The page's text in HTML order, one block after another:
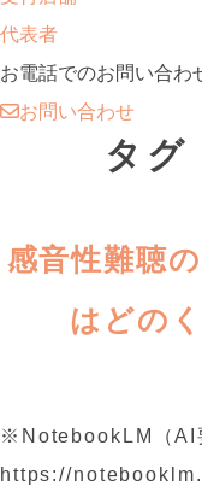
代表者
お電話でのお問い合わ
お問い合わせ
タグ
感音性難聴
はどの
※NotebookLM（AI
https://